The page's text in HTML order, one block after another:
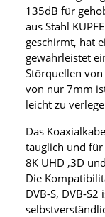
135dB für
aus Stahl
geschirmt, hat
gewährleistet
Störquellen
von nur 7mm
leicht zu
Das
tauglich und für
8K UHD ,3D
Die
DVB-S, DVB-